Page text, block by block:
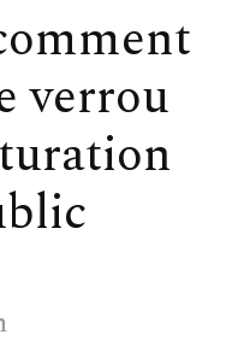
verrou